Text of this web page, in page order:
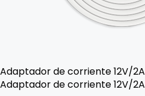
Adaptador de corriente 12V/2A
Adaptador de corriente 12V/2A